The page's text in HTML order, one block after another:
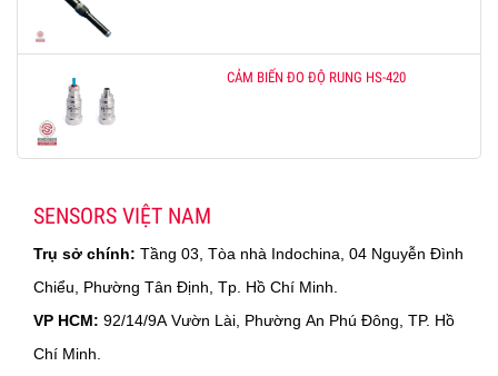
CẢM BIẾN ĐO ĐỘ RUNG HS-420
SENSORS VIỆT NAM
Trụ sở chính: Tầng 03, Tòa nhà Indochina, 04 Nguyễn Đình
Chiểu, Phường Tân Định, Tp. Hồ Chí Minh.
VP HCM: 92/14/9A Vườn Lài, Phường An Phú Đông, TP. Hồ
Chí Minh.